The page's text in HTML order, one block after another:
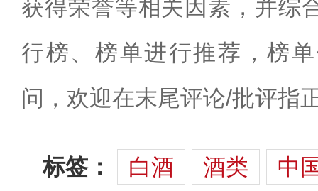
获得荣誉等相关因素，并综
行榜、榜单进行推荐，榜
问，欢迎在末尾评论/批评指
标签： 白酒 酒类
中